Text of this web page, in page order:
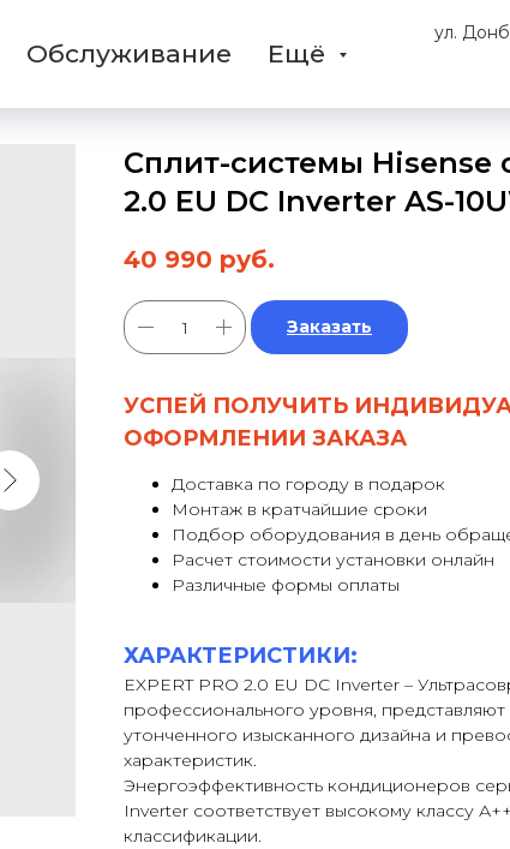
Обслуживание Ещё
ул.
Сплит-системы Hisense
2.0 EU DC Inverter AS-
40 990 руб.
Заказать
УСПЕЙ ПОЛУЧИТЬ
ОФОРМЛЕНИИ ЗАКАЗА
Доставка по городу в подарок
Монтаж в кратчайшие сроки
Подбор оборудования в день
Расчет стоимости установки онлайн
Различные формы оплаты
ХАРАКТЕРИСТИКИ:
EXPERT PRO 2.0 EU DC Inverter –
профессионального уровня, представляют
утонченного изысканного дизайна и
характеристик.
Энергоэффективность кондиционеров
Inverter соответствует высокому классу
классификации.